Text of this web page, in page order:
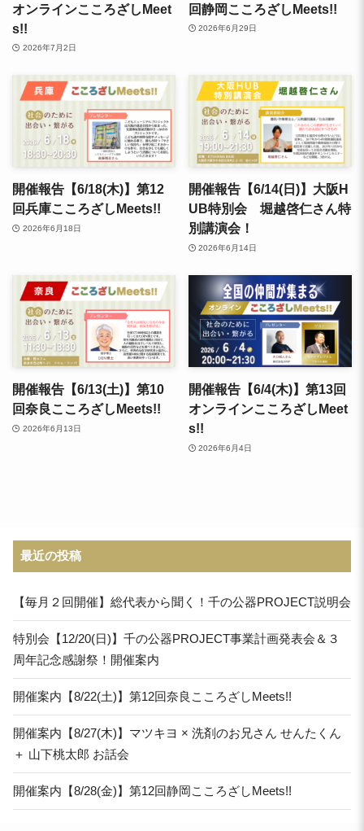
オンラインこころざしMeet
s!!
2026年7月2日
回静岡こころざしMeets!!
2026年6月29日
開催報告【6/18(木)】第12
回兵庫こころざしMeets!!
2026年6月18日
開催報告【6/14(日)】大阪H
UB特別会 堀越啓仁さん特
別講演会！
2026年6月14日
開催報告【6/13(土)】第10
回奈良こころざしMeets!!
2026年6月13日
開催報告【6/4(木)】第13回
オンラインこころざしMeet
s!!
2026年6月4日
最近の投稿
【毎月２回開催】総代表から聞く！千の公器PROJECT説明会
特別会【12/20(日)】千の公器PROJECT事業計画発表会＆３
周年記念感謝祭！開催案内
開催案内【8/22(土)】第12回奈良こころざしMeets!!
開催案内【8/27(木)】マツキヨ × 洗剤のお兄さん せんたくん
＋ 山下桃太郎 お話会
開催案内【8/28(金)】第12回静岡こころざしMeets!!